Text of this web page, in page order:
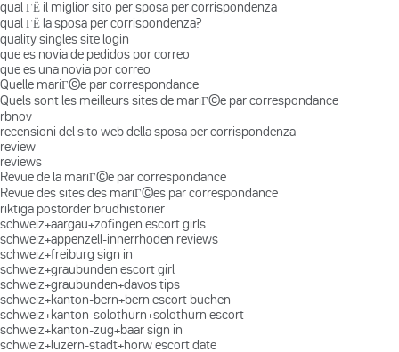
qual ГЁ il miglior sito per sposa per corrispondenza
qual ГЁ la sposa per corrispondenza?
quality singles site login
que es novia de pedidos por correo
que es una novia por correo
Quelle mariГ©e par correspondance
Quels sont les meilleurs sites de mariГ©e par correspondance
rbnov
recensioni del sito web della sposa per corrispondenza
review
reviews
Revue de la mariГ©e par correspondance
Revue des sites des mariГ©es par correspondance
riktiga postorder brudhistorier
schweiz+aargau+zofingen escort girls
schweiz+appenzell-innerrhoden reviews
schweiz+freiburg sign in
schweiz+graubunden escort girl
schweiz+graubunden+davos tips
schweiz+kanton-bern+bern escort buchen
schweiz+kanton-solothurn+solothurn escort
schweiz+kanton-zug+baar sign in
schweiz+luzern-stadt+horw escort date